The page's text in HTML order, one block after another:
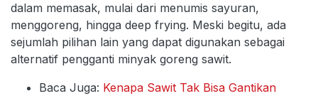
dalam memasak, mulai dari menumis sayuran,
menggoreng, hingga deep frying. Meski begitu, ada
sejumlah pilihan lain yang dapat digunakan sebagai
alternatif pengganti minyak goreng sawit.
Baca Juga: Kenapa Sawit Tak Bisa Gantikan